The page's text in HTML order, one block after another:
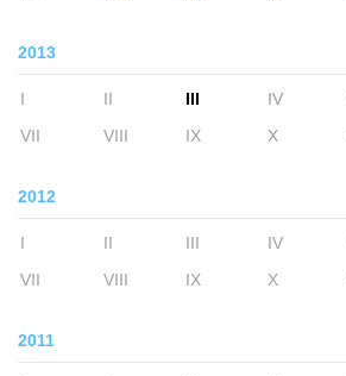
2013
I II III IV
VII
VIII IX X
2012
I II III IV
VII
VIII IX X
2011